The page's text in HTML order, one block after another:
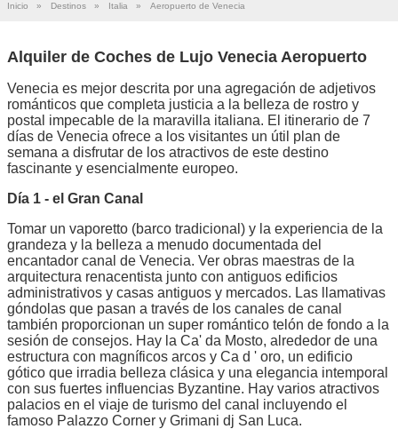
Inicio » Destinos » Italia » Aeropuerto de Venecia
Alquiler de Coches de Lujo Venecia Aeropuerto
Venecia es mejor descrita por una agregación de adjetivos
románticos que completa justicia a la belleza de rostro y
postal impecable de la maravilla italiana. El itinerario de 7
días de Venecia ofrece a los visitantes un útil plan de
semana a disfrutar de los atractivos de este destino
fascinante y esencialmente europeo.
Día 1 - el Gran Canal
Tomar un vaporetto (barco tradicional) y la experiencia de la
grandeza y la belleza a menudo documentada del
encantador canal de Venecia. Ver obras maestras de la
arquitectura renacentista junto con antiguos edificios
administrativos y casas antiguos y mercados. Las llamativas
góndolas que pasan a través de los canales de canal
también proporcionan un super romántico telón de fondo a la
sesión de consejos. Hay la Ca' da Mosto, alrededor de una
estructura con magníficos arcos y Ca d ' oro, un edificio
gótico que irradia belleza clásica y una elegancia intemporal
con sus fuertes influencias Byzantine. Hay varios atractivos
palacios en el viaje de turismo del canal incluyendo el
famoso Palazzo Corner y Grimani dj San Luca.